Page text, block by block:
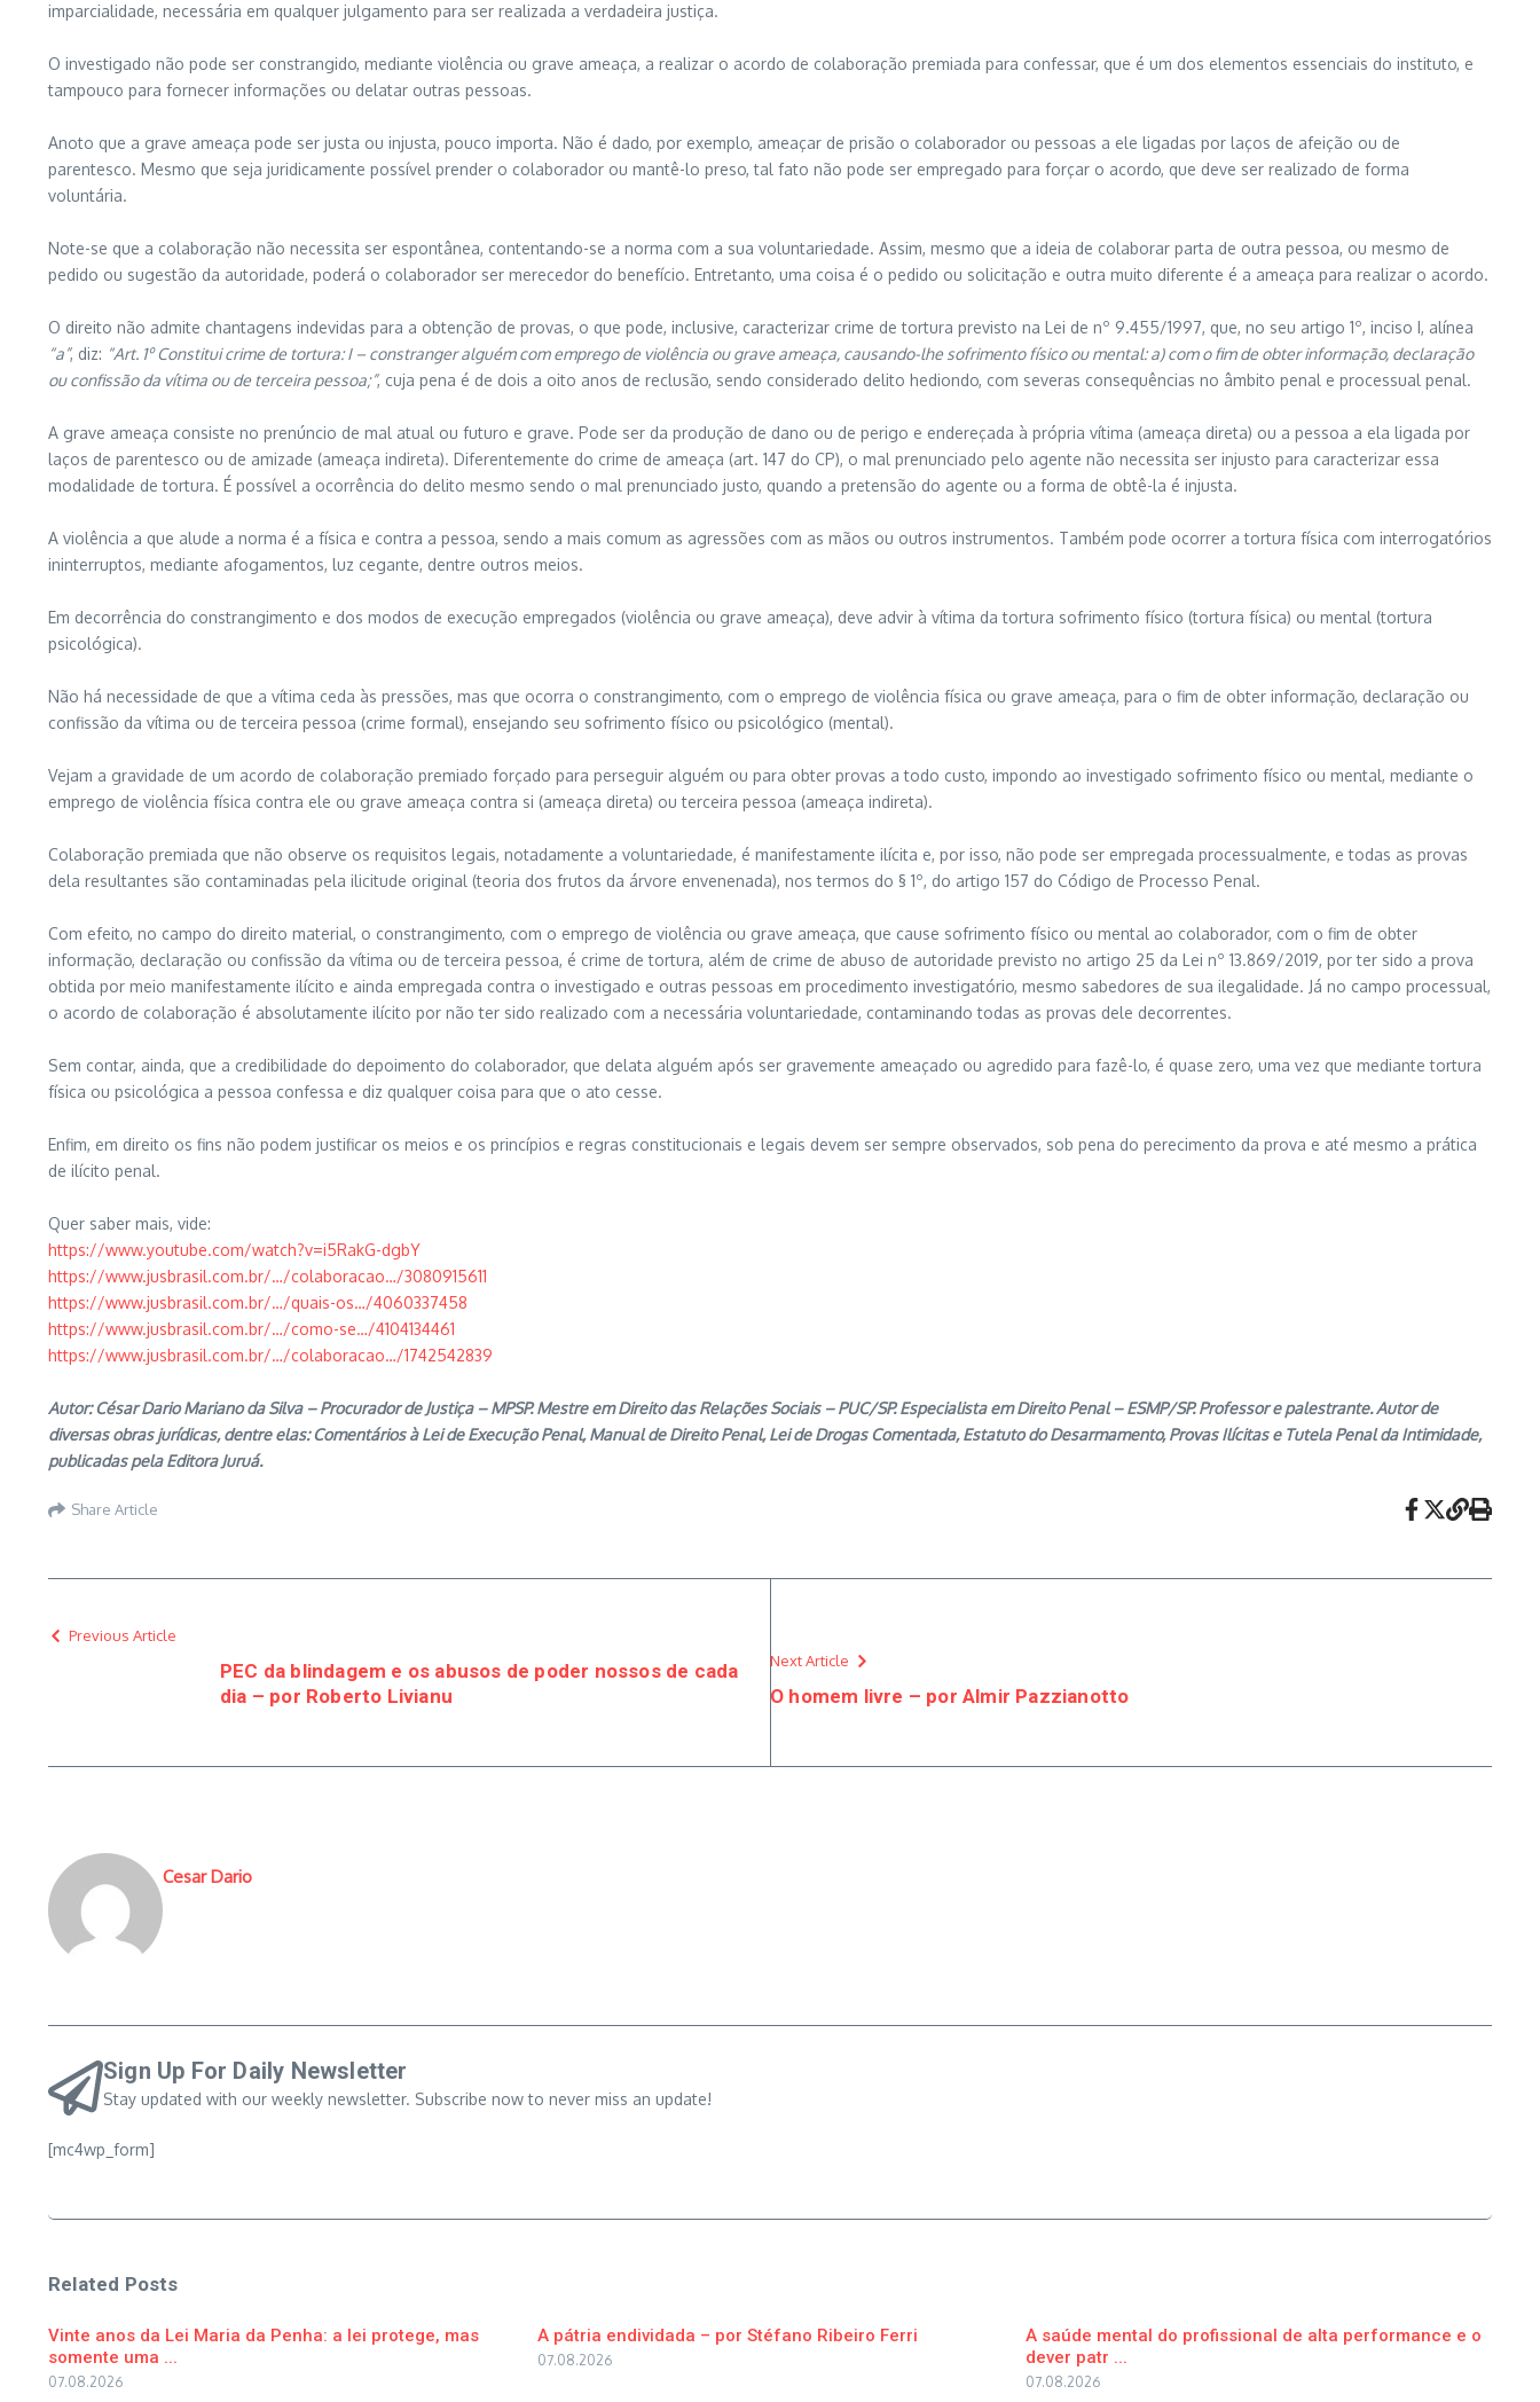
imparcialidade, necessária em qualquer julgamento para ser realizada a verdadeira justiça.
O investigado não pode ser constrangido, mediante violência ou grave ameaça, a realizar o acordo de colaboração premiada para confessar, que é um dos elementos essenciais do instituto, e
tampouco para fornecer informações ou delatar outras pessoas.
Anoto que a grave ameaça pode ser justa ou injusta, pouco importa. Não é dado, por exemplo, ameaçar de prisão o colaborador ou pessoas a ele ligadas por laços de afeição ou de
parentesco. Mesmo que seja juridicamente possível prender o colaborador ou mantê-lo preso, tal fato não pode ser empregado para forçar o acordo, que deve ser realizado de forma
voluntária.
Note-se que a colaboração não necessita ser espontânea, contentando-se a norma com a sua voluntariedade. Assim, mesmo que a ideia de colaborar parta de outra pessoa, ou mesmo de
pedido ou sugestão da autoridade, poderá o colaborador ser merecedor do benefício. Entretanto, uma coisa é o pedido ou solicitação e outra muito diferente é a ameaça para realizar o acordo.
O direito não admite chantagens indevidas para a obtenção de provas, o que pode, inclusive, caracterizar crime de tortura previsto na Lei de nº 9.455/1997, que, no seu artigo 1º, inciso I, alínea
“a”, diz: “Art. 1º Constitui crime de tortura: I – constranger alguém com emprego de violência ou grave ameaça, causando-lhe sofrimento físico ou mental: a) com o fim de obter informação, declaração
ou confissão da vítima ou de terceira pessoa;”, cuja pena é de dois a oito anos de reclusão, sendo considerado delito hediondo, com severas consequências no âmbito penal e processual penal.
A grave ameaça consiste no prenúncio de mal atual ou futuro e grave. Pode ser da produção de dano ou de perigo e endereçada à própria vítima (ameaça direta) ou a pessoa a ela ligada por
laços de parentesco ou de amizade (ameaça indireta). Diferentemente do crime de ameaça (art. 147 do CP), o mal prenunciado pelo agente não necessita ser injusto para caracterizar essa
modalidade de tortura. É possível a ocorrência do delito mesmo sendo o mal prenunciado justo, quando a pretensão do agente ou a forma de obtê-la é injusta.
A violência a que alude a norma é a física e contra a pessoa, sendo a mais comum as agressões com as mãos ou outros instrumentos. Também pode ocorrer a tortura física com interrogatórios
ininterruptos, mediante afogamentos, luz cegante, dentre outros meios.
Em decorrência do constrangimento e dos modos de execução empregados (violência ou grave ameaça), deve advir à vítima da tortura sofrimento físico (tortura física) ou mental (tortura
psicológica).
Não há necessidade de que a vítima ceda às pressões, mas que ocorra o constrangimento, com o emprego de violência física ou grave ameaça, para o fim de obter informação, declaração ou
confissão da vítima ou de terceira pessoa (crime formal), ensejando seu sofrimento físico ou psicológico (mental).
Vejam a gravidade de um acordo de colaboração premiado forçado para perseguir alguém ou para obter provas a todo custo, impondo ao investigado sofrimento físico ou mental, mediante o
emprego de violência física contra ele ou grave ameaça contra si (ameaça direta) ou terceira pessoa (ameaça indireta).
Colaboração premiada que não observe os requisitos legais, notadamente a voluntariedade, é manifestamente ilícita e, por isso, não pode ser empregada processualmente, e todas as provas
dela resultantes são contaminadas pela ilicitude original (teoria dos frutos da árvore envenenada), nos termos do § 1º, do artigo 157 do Código de Processo Penal.
Com efeito, no campo do direito material, o constrangimento, com o emprego de violência ou grave ameaça, que cause sofrimento físico ou mental ao colaborador, com o fim de obter
informação, declaração ou confissão da vítima ou de terceira pessoa, é crime de tortura, além de crime de abuso de autoridade previsto no artigo 25 da Lei nº 13.869/2019, por ter sido a prova
obtida por meio manifestamente ilícito e ainda empregada contra o investigado e outras pessoas em procedimento investigatório, mesmo sabedores de sua ilegalidade. Já no campo processual,
o acordo de colaboração é absolutamente ilícito por não ter sido realizado com a necessária voluntariedade, contaminando todas as provas dele decorrentes.
Sem contar, ainda, que a credibilidade do depoimento do colaborador, que delata alguém após ser gravemente ameaçado ou agredido para fazê-lo, é quase zero, uma vez que mediante tortura
física ou psicológica a pessoa confessa e diz qualquer coisa para que o ato cesse.
Enfim, em direito os fins não podem justificar os meios e os princípios e regras constitucionais e legais devem ser sempre observados, sob pena do perecimento da prova e até mesmo a prática
de ilícito penal.
Quer saber mais, vide:
https://www.youtube.com/watch?v=i5RakG-dgbY
https://www.jusbrasil.com.br/…/colaboracao…/3080915611
https://www.jusbrasil.com.br/…/quais-os…/4060337458
https://www.jusbrasil.com.br/…/como-se…/4104134461
https://www.jusbrasil.com.br/…/colaboracao…/1742542839
Autor: César Dario Mariano da Silva – Procurador de Justiça – MPSP. Mestre em Direito das Relações Sociais – PUC/SP. Especialista em Direito Penal – ESMP/SP. Professor e palestrante. Autor de
diversas obras jurídicas, dentre elas: Comentários à Lei de Execução Penal, Manual de Direito Penal, Lei de Drogas Comentada, Estatuto do Desarmamento, Provas Ilícitas e Tutela Penal da Intimidade,
publicadas pela Editora Juruá.
Share Article
Previous Article
PEC da blindagem e os abusos de poder nossos de cada
dia – por Roberto Livianu
Next Article
O homem livre – por Almir Pazzianotto
Cesar Dario
Sign Up For Daily Newsletter
Stay updated with our weekly newsletter. Subscribe now to never miss an update!
[mc4wp_form]
Related Posts
Vinte anos da Lei Maria da Penha: a lei protege, mas
somente uma ...
07.08.2026
A pátria endividada – por Stéfano Ribeiro Ferri
07.08.2026
A saúde mental do profissional de alta performance e o
dever patr ...
07.08.2026